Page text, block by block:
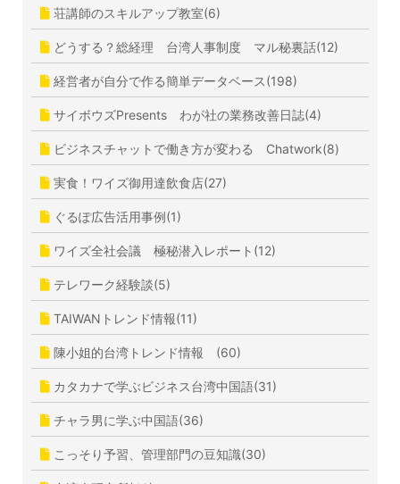
荘講師のスキルアップ教室(6)
どうする？総経理 台湾人事制度 マル秘裏話(12)
経営者が自分で作る簡単データベース(198)
サイボウズPresents わが社の業務改善日誌(4)
ビジネスチャットで働き方が変わる Chatwork(8)
実食！ワイズ御用達飲食店(27)
ぐるぽ広告活用事例(1)
ワイズ全社会議 極秘潜入レポート(12)
テレワーク経験談(5)
TAIWANトレンド情報(11)
陳小姐的台湾トレンド情報 (60)
カタカナで学ぶビジネス台湾中国語(31)
チャラ男に学ぶ中国語(36)
こっそり予習、管理部門の豆知識(30)